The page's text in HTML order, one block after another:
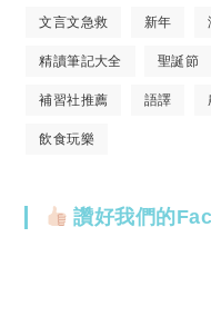
文言文急救 新年
精讀筆記大全 聖誕節
補習社推薦 語譯
飲食玩樂
讚好我們的